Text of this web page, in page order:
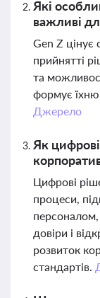
Які
важливі
Gen Z цінує
прийнятті
та
формує їхню
Джерело
Як
Цифрові
процеси,
довіри і
розвиток
стандартів.